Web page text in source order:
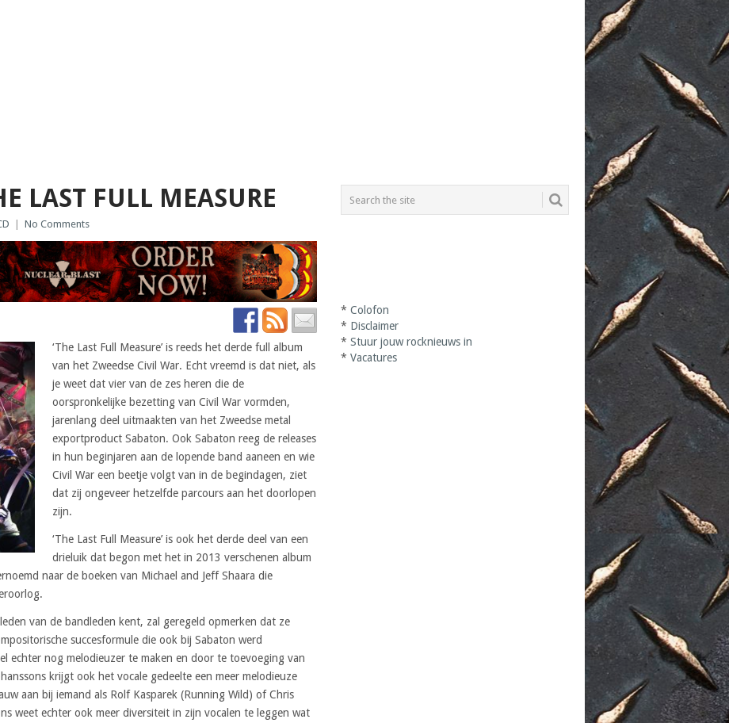
LAST FULL MEASURE
No Comments
‘The Last Full Measure’ is reeds het derde full album
van het Zweedse Civil War. Echt vreemd is dat niet, als
je weet dat vier van de zes heren die de
oorspronkelijke bezetting van Civil War vormden,
jarenlang deel uitmaakten van het Zweedse metal
exportproduct Sabaton. Ook Sabaton reeg de releases
in hun beginjaren aan de lopende band aaneen en wie
Civil War een beetje volgt van in de begindagen, ziet
dat zij ongeveer hetzelfde parcours aan het doorlopen
zijn.
‘The Last Full Measure’ is ook het derde deel van een
drieluik dat begon met het in 2013 verschenen album
naar de boeken van Michael and Jeff Shaara die
van de bandleden kent, zal geregeld opmerken dat ze
succesformule die ook bij Sabaton werd
echter nog melodieuzer te maken en door te toevoeging van
krijgt ook het vocale gedeelte een meer melodieuze
aan bij iemand als Rolf Kasparek (Running Wild) of Chris
weet echter ook meer diversiteit in zijn vocalen te leggen wat
*Colofon
* Disclaimer
*Stuur jouw rocknieuws in
*Vacatures